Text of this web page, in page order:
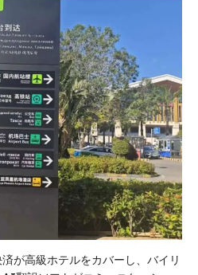
が高級ホテルをカバーし、バイリ